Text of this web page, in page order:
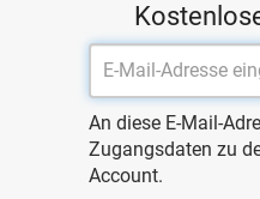
An diese E-Mail-
Zugangsdaten zu
Account.